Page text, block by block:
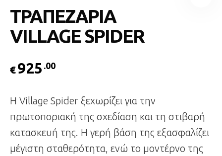
ΤΡΑΠΕΖΑΡΙΑ
VILLAGE SPIDER
€925 .00
Η Village Spider ξεχωρίζει για την
πρωτοποριακή της σχεδίαση και τη στιβαρή
κατασκευή της. Η γερή βάση της εξασφαλίζει
μέγιστη σταθερότητα, ενώ το μοντέρνο της